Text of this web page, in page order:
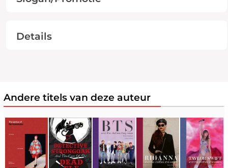
Details
Andere titels van deze auteur